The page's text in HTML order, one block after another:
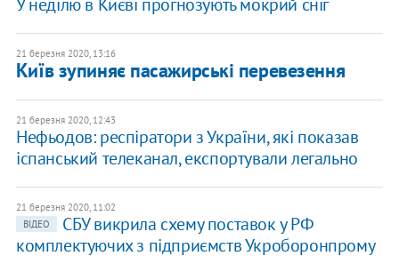
У неділю в Києві прогнозують мокрий сніг
21 березня 2020, 13:16
Київ зупиняє пасажирські перевезення
21 березня 2020, 12:43
Нефьодов: респіратори з України, які показав
іспанський телеканал, експортували легально
21 березня 2020, 11:02
ВІДЕО
СБУ викрила схему поставок у РФ
комплектуючих з підприємств Укроборонпрому